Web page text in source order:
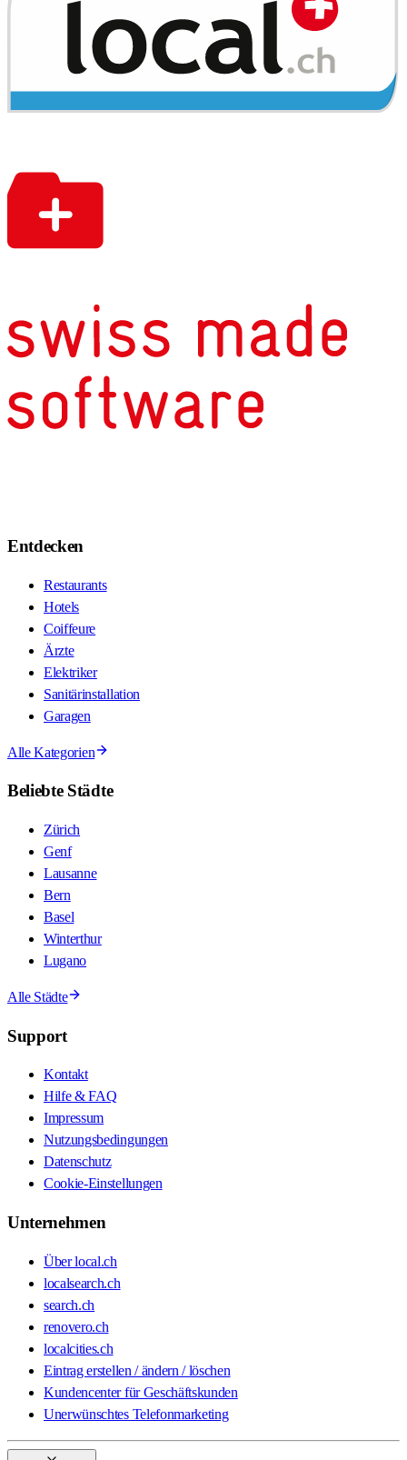
Entdecken
Restaurants
Hotels
Coiffeure
Ärzte
Elektriker
Sanitärinstallation
Garagen
Alle Kategorien
Beliebte Städte
Zürich
Genf
Lausanne
Bern
Basel
Winterthur
Lugano
Alle Städte
Support
Kontakt
Hilfe & FAQ
Impressum
Nutzungsbedingungen
Datenschutz
Cookie-Einstellungen
Unternehmen
Über local.ch
localsearch.ch
search.ch
renovero.ch
localcities.ch
Eintrag erstellen / ändern / löschen
Kundencenter für Geschäftskunden
Unerwünschtes Telefonmarketing